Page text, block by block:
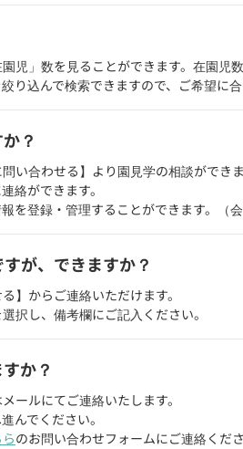
児」数を見ることができます。在園児
り込んで検索できますので、ご希望に
？
い合わせる】より園見学の相談ができま
絡ができます。
を登録・管理することができます。（会
が、できますか？
】からご連絡いただけます。
択し、備考欄にご記入ください。
か？
ールにてご連絡いたします。
んでください。
のお問い合わせフォームにご連絡くださ